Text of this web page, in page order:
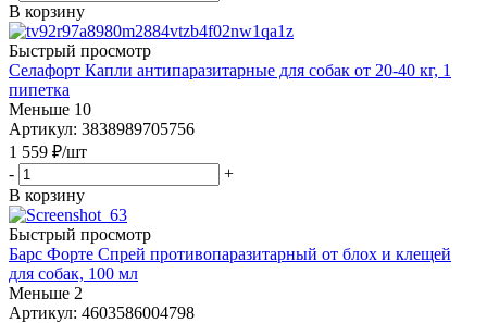
В корзину
Быстрый просмотр
Селафорт Капли антипаразитарные для собак от 20-40 кг, 1
пипетка
Меньше 10
Артикул: 3838989705756
1 559 ₽/шт
-
+
В корзину
Быстрый просмотр
Барс Форте Спрей противопаразитарный от блох и клещей
для собак, 100 мл
Меньше 2
Артикул: 4603586004798